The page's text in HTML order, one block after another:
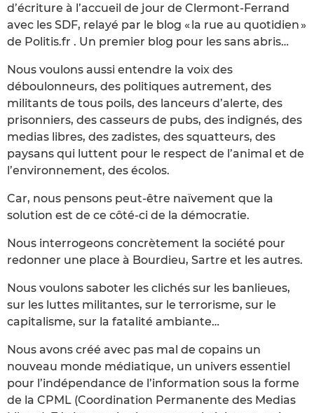
d’écriture à l’accueil de jour de Clermont-Ferrand
avec les SDF, relayé par le blog « la rue au quotidien »
de Politis.fr . Un premier blog pour les sans abris…
Nous voulons aussi entendre la voix des
déboulonneurs, des politiques autrement, des
militants de tous poils, des lanceurs d’alerte, des
prisonniers, des casseurs de pubs, des indignés, des
medias libres, des zadistes, des squatteurs, des
paysans qui luttent pour le respect de l’animal et de
l’environnement, des écolos.
Car, nous pensons peut-être naïvement que la
solution est de ce côté-ci de la démocratie.
Nous interrogeons concrètement la société pour
redonner une place à Bourdieu, Sartre et les autres.
Nous voulons saboter les clichés sur les banlieues,
sur les luttes militantes, sur le terrorisme, sur le
capitalisme, sur la fatalité ambiante…
Nous avons créé avec pas mal de copains un
nouveau monde médiatique, un univers essentiel
pour l’indépendance de l’information sous la forme
de la CPML (Coordination Permanente des Medias